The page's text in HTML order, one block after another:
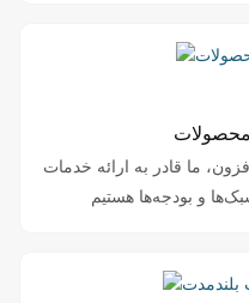
ما قادر به ارائه خدمات